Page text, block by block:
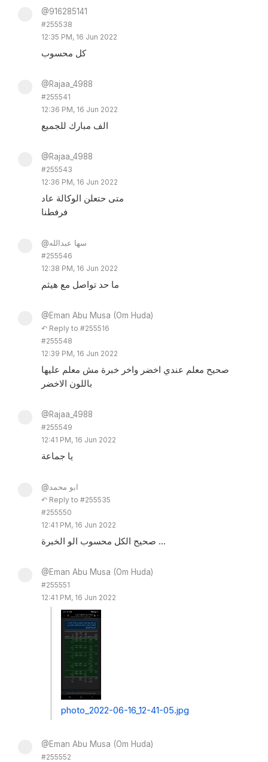
@916285141
#255538
12:35 PM, 16 Jun 2022
كل محسوب
@Rajaa_4988
#255541
12:36 PM, 16 Jun 2022
الف مبارك للجميع
@Rajaa_4988
#255543
12:36 PM, 16 Jun 2022
متى حتعلن الوكالة عاد
فرفطنا
@سها عبدالله
#255546
12:38 PM, 16 Jun 2022
ما حد تواصل مع هيثم
@Eman Abu Musa (Om Huda)
↶ Reply to #255516
#255548
12:39 PM, 16 Jun 2022
صحيح معلم عندي اخضر واخر خبرة مش معلم عليها
باللون الاخضر
@Rajaa_4988
#255549
12:41 PM, 16 Jun 2022
يا جماعة
@ابو محمد
↶ Reply to #255535
#255550
12:41 PM, 16 Jun 2022
صحيح الكل محسوب الو الخبرة ...
@Eman Abu Musa (Om Huda)
#255551
12:41 PM, 16 Jun 2022
photo_2022-06-16_12-41-05.jpg
@Eman Abu Musa (Om Huda)
#255552